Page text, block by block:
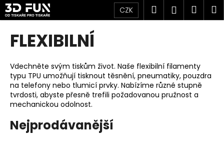
Přejít
na
obsah
CZK Hledat
FLEXIBILNÍ
Vdechněte svým tiskům život. Naše flexibilní filamenty
typu TPU umožňují tisknout těsnění, pneumatiky, pouzdra
na telefony nebo tlumicí prvky. Nabízíme různé stupně
tvrdosti, abyste přesně trefili požadovanou pružnost a
mechanickou odolnost.
Nejprodávanější
K
o
o
p
o
t
ř
e